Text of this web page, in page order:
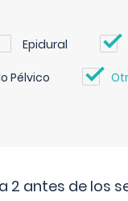
Epidural
Pélvico
2 antes de los